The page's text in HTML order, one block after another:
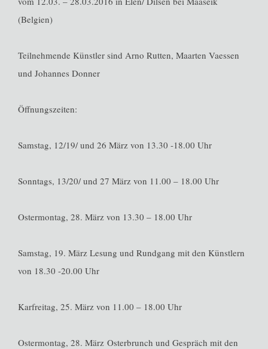
(Belgien)
Teilnehmende Künstler sind Arno Rutten, Maarten Vaessen
und Johannes Donner
Öffnungszeiten:
Samstag, 12/19/ und 26 März von 13.30 -18.00 Uhr
Sonntags, 13/20/ und 27 März von 11.00 – 18.00 Uhr
Ostermontag, 28. März von 13.30 – 18.00 Uhr
Samstag, 19. März Lesung und Rundgang mit den Künstlern
von 18.30 -20.00 Uhr
Karfreitag, 25. März von 11.00 – 18.00 Uhr
Ostermontag, 28. März Osterbrunch und Gespräch mit den